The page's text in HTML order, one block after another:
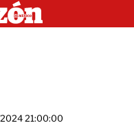
21:00:00